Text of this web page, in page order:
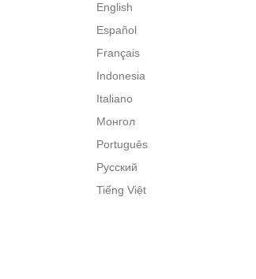
English
Español
Français
Indonesia
Italiano
Монгол
Português
Русский
Tiếng Việt